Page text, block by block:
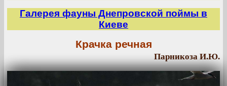
Галерея фауны Днепровской поймы в
Киеве
Крачка речная
Парникоза И.Ю.